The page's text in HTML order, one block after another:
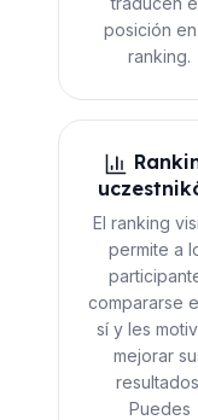
posición
ranking.
El ranking
permite a
compararse
sí y les
mejorar
Puedes